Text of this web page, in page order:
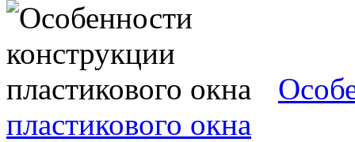
пластикового окна